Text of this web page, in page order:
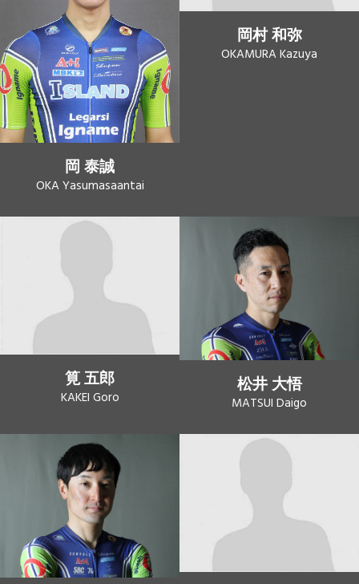
岡 泰誠
OKA Yasumasaantai
岡村 和弥
OKAMURA Kazuya
筧 五郎
KAKEI Goro
松井 大悟
MATSUI Daigo